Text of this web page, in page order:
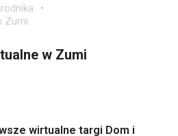
Zumi
w Zumi
wirtualne targi Dom i